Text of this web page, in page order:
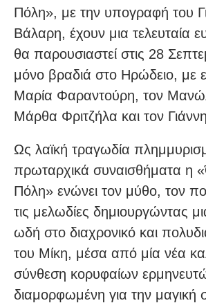
Πόλη», με την υπογραφή του
Βάλαρη, έχουν μια τελευταία
θα παρουσιαστεί στις 28
μόνο βραδιά στο Ηρώδειο, με
Μαρία Φαραντούρη, τον
Μάρθα Φριτζήλα και τον
Ως λαϊκή τραγωδία
πρωταρχικά συναισθήματα η
Πόλη» ενώνει τον μύθο, τον
τις μελωδίες δημιουργώντας
ωδή στο διαχρονικό και
του Μίκη, μέσα από μία νέα
σύνθεση κορυφαίων
διαμορφωμένη για την μαγική